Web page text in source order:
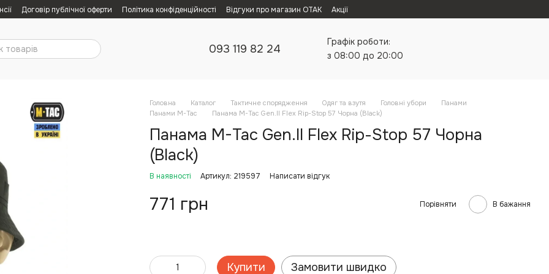
Договір публічної оферти Політика конфіденційності Відгуки про магазин ОТАК Акції
093 119 82 24
Графік роботи:
з 08:00 до 20:00
Головна Каталог Тактичне спорядження Одяг та взутя Головні убори
Панами
Панами M-Tac
Панама M-Tac Gen.II Flex Rip-Stop 57 Чорна (Black)
Панама M-Tac Gen.II Flex Rip-Stop 57 Чорна
(Black)
В наявності Артикул: 219597 Написати відгук
771 грн Порівняти В бажання
Купити Замовити швидко